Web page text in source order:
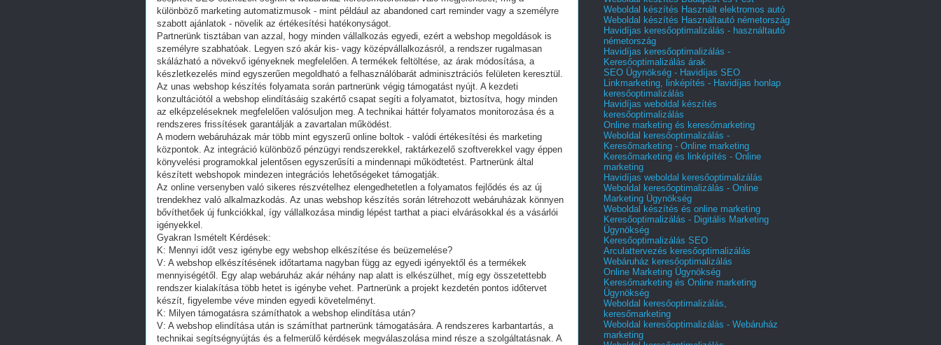
különböző marketing automatizmusok - mint például az abandoned cart reminder vagy a személyre
szabott ajánlatok - növelik az értékesítési hatékonyságot.
Partnerünk tisztában van azzal, hogy minden vállalkozás egyedi, ezért a webshop megoldások is
személyre szabhatóak. Legyen szó akár kis- vagy középvállalkozásról, a rendszer rugalmasan
skálázható a növekvő igényeknek megfelelően. A termékek feltöltése, az árak módosítása, a
készletkezelés mind egyszerűen megoldható a felhasználóbarát adminisztrációs felületen keresztül.
Az unas webshop készítés folyamata során partnerünk végig támogatást nyújt. A kezdeti
konzultációtól a webshop elindításáig szakértő csapat segíti a folyamatot, biztosítva, hogy minden
az elképzeléseknek megfelelően valósuljon meg. A technikai háttér folyamatos monitorozása és a
rendszeres frissítések garantálják a zavartalan működést.
A modern webáruházak már több mint egyszerű online boltok - valódi értékesítési és marketing
központok. Az integráció különböző pénzügyi rendszerekkel, raktárkezelő szoftverekkel vagy éppen
könyvelési programokkal jelentősen egyszerűsíti a mindennapi működtetést. Partnerünk által
készített webshopok mindezen integrációs lehetőségeket támogatják.
Az online versenyben való sikeres részvételhez elengedhetetlen a folyamatos fejlődés és az új
trendekhez való alkalmazkodás. Az unas webshop készítés során létrehozott webáruházak könnyen
bővíthetőek új funkciókkal, így vállalkozása mindig lépést tarthat a piaci elvárásokkal és a vásárlói
igényekkel.
Gyakran Ismételt Kérdések:
K: Mennyi időt vesz igénybe egy webshop elkészítése és beüzemelése?
V: A webshop elkészítésének időtartama nagyban függ az egyedi igényektől és a termékek
mennyiségétől. Egy alap webáruház akár néhány nap alatt is elkészülhet, míg egy összetettebb
rendszer kialakítása több hetet is igénybe vehet. Partnerünk a projekt kezdetén pontos időtervet
készít, figyelembe véve minden egyedi követelményt.
K: Milyen támogatásra számíthatok a webshop elindítása után?
V: A webshop elindítása után is számíthat partnerünk támogatására. A rendszeres karbantartás, a
technikai segítségnyújtás és a felmerülő kérdések megválaszolása mind része a szolgáltatásnak. A
Weboldal készítés Használt elektromos autó
Weboldal készítés Használtautó németország
Havidíjas keresőoptimalizálás - használtautó
németország
Havidíjas keresőoptimalizálás -
Keresőoptimalizálás árak
SEO Ügynökség - Havidíjas SEO
Linkmarketing, linképítés - Havidíjas honlap
keresőoptimalizálás
Havidíjas weboldal készítés
keresőoptimalizálás
Online marketing és keresőmarketing
Weboldal keresőoptimalizálás -
Keresőmarketing - Online marketing
Keresőmarketing és linképítés - Online
marketing
Havidíjas weboldal keresőoptimalizálás
Weboldal keresőoptimalizálás - Online
Marketing Ügynökség
Weboldal készítés és online marketing
Keresőoptimalizálás - Digitális Marketing
Ügynökség
Keresőoptimalizálás SEO
Arculattervezés keresőoptimalizálás
Webáruház keresőoptimalizálás
Online Marketing Ügynökség
Keresőmarketing és Online marketing
Ügynökség
Weboldal keresőoptimalizálás,
keresőmarketing
Weboldal keresőoptimalizálás - Webáruház
marketing